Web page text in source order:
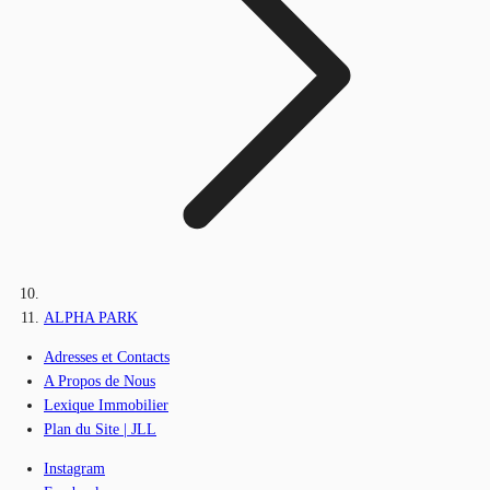
ALPHA PARK
Adresses et Contacts
A Propos de Nous
Lexique Immobilier
Plan du Site | JLL
Instagram